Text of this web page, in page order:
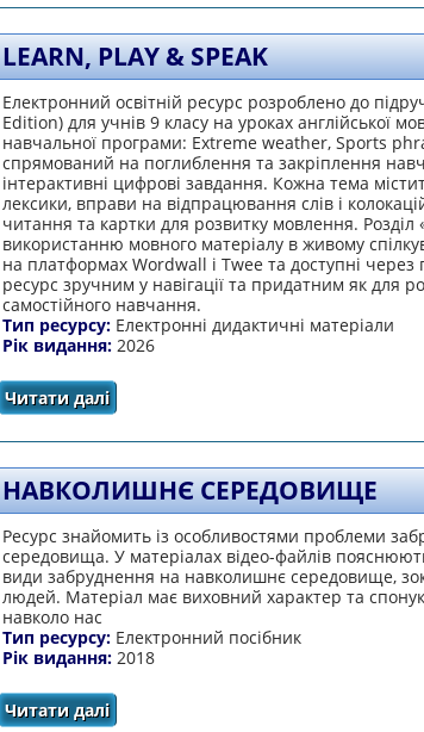
LEARN, PLAY & SPEAK
Електронний освітній ресурс розроблено до
Edition) для учнів 9 класу на уроках англійської
навчальної програми: Extreme weather, Sports
спрямований на поглиблення та закріплення
інтерактивні цифрові завдання. Кожна тема
лексики, вправи на відпрацювання слів і
читання та картки для розвитку мовлення.
використанню мовного матеріалу в живому
на платформах Wordwall і Twee та доступні
ресурс зручним у навігації та придатним як для
самостійного навчання.
Тип ресурсу: Електронні дидактичні матеріали
Рік видання: 2026
Читати даліпро Learn, play & speak
НАВКОЛИШНЄ СЕРЕДОВИЩЕ
Ресурс знайомить із особливостями проблеми
середовища. У матеріалах відео-файлів
види забруднення на навколишнє середовище,
людей. Матеріал має виховний характер та
навколо нас
Тип ресурсу: Електронний посібник
Рік видання: 2018
Читати даліпро Навколишнє середовище